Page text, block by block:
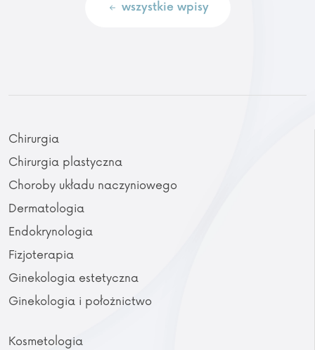
wszystkie wpisy
Chirurgia
Chirurgia plastyczna
Choroby układu naczyniowego
Dermatologia
Endokrynologia
Fizjoterapia
Ginekologia estetyczna
Ginekologia i położnictwo
Kosmetologia